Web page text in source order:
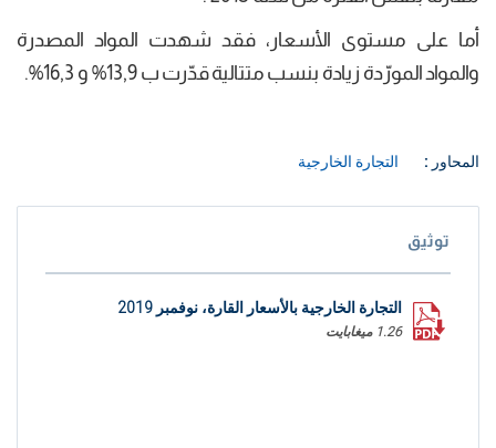
أما على مستوى الأسعار، فقد شهدت المواد المصدرة
والمواد المورّدة زيادة بنسب متتالية قدّرت ب 13,9% و 16,3%.
المحاور : التجارة الخارجية
توثيق
التجارة الخارجية بالأسعار القارة، نوفمبر 2019
1.26 ميغابايت